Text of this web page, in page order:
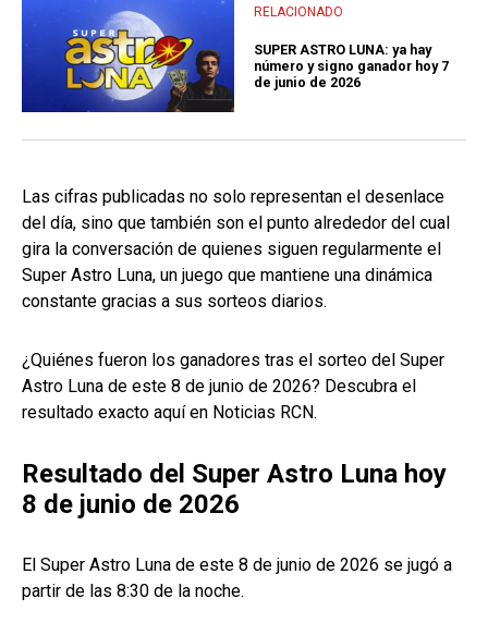
RELACIONADO
SUPER ASTRO LUNA: ya hay
número y signo ganador hoy 7
de junio de 2026
Las cifras publicadas no solo representan el desenlace
del día, sino que también son el punto alrededor del cual
gira la conversación de quienes siguen regularmente el
Super Astro Luna, un juego que mantiene una dinámica
constante gracias a sus sorteos diarios.
¿Quiénes fueron los ganadores tras el sorteo del Super
Astro Luna de este 8 de junio de 2026? Descubra el
resultado exacto aquí en Noticias RCN.
Resultado del Super Astro Luna hoy
8 de junio de 2026
El Super Astro Luna de este 8 de junio de 2026 se jugó a
partir de las 8:30 de la noche.